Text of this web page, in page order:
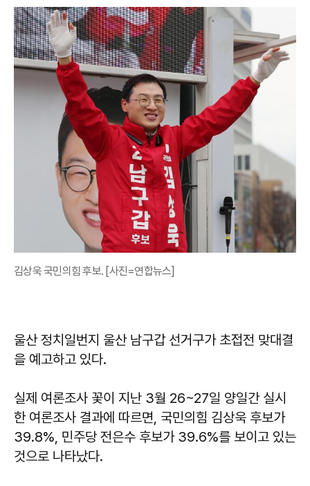
김상욱 국민의힘 후보. [사진=연합뉴스]
울산 정치일번지 울산 남구갑 선거구가 초접전 맞대결
을 예고하고 있다.
실제 여론조사 꽃이 지난 3월 26~27일 양일간 실시
한 여론조사 결과에 따르면, 국민의힘 김상욱 후보가
39.8%, 민주당 전은수 후보가 39.6%를 보이고 있는
것으로 나타났다.